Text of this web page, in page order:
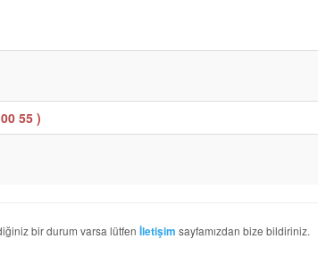
55 )
bir durum varsa lütfen İletişim sayfamızdan bize bildiriniz.